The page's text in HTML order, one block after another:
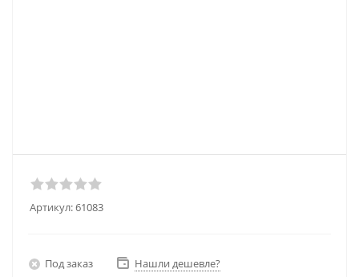
Артикул:61083
Под заказ Нашли дешевле?